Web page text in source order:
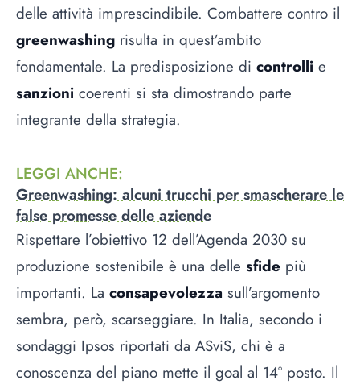
delle attività imprescindibile. Combattere contro il
greenwashing risulta in quest’ambito
fondamentale. La predisposizione di controlli e
sanzioni coerenti si sta dimostrando parte
integrante della strategia.
LEGGI ANCHE:
Greenwashing: alcuni trucchi per smascherare le
false promesse delle aziende
Rispettare l’obiettivo 12 dell’Agenda 2030 su
produzione sostenibile è una delle sfide più
importanti. La consapevolezza sull’argomento
sembra, però, scarseggiare. In Italia, secondo i
sondaggi Ipsos riportati da ASviS, chi è a
conoscenza del piano mette il goal al 14° posto. Il